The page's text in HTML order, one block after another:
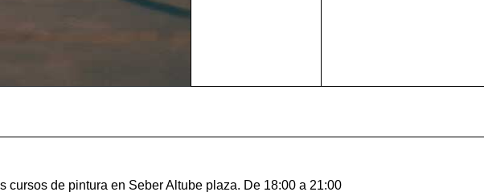
cursos de pintura en Seber Altube plaza. De 18:00 a 21:00